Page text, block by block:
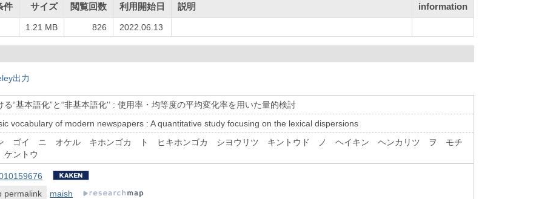
件 サイズ 閲覧回数 利用開始日 説明 information
1.21 MB 826 2022.06.13
出力
“基本語化”と“非基本語化'’ : 使用率・均等度の平均変化率を用いた量的検討
vocabulary of modern newspapers : A quantitative study focusing on the lexical dispersions
ゴイ ニ オケル キホンゴカ ト ヒキホンゴカ シヨウリツ キントウド ノ ヘイキン ヘンカリツ ヲ モチ
ントウ
permalink
maish